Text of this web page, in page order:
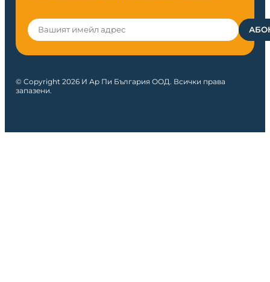
© Copyright 2026 И Ар Пи България ООД. Всички права
запазени.